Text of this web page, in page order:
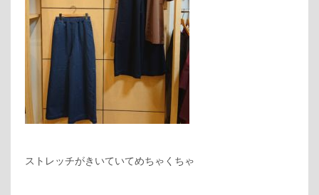
ストレッチがきいていてめちゃくちゃ